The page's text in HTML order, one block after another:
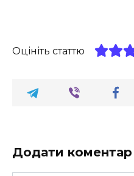
Оцініть статтю
Додати коментар